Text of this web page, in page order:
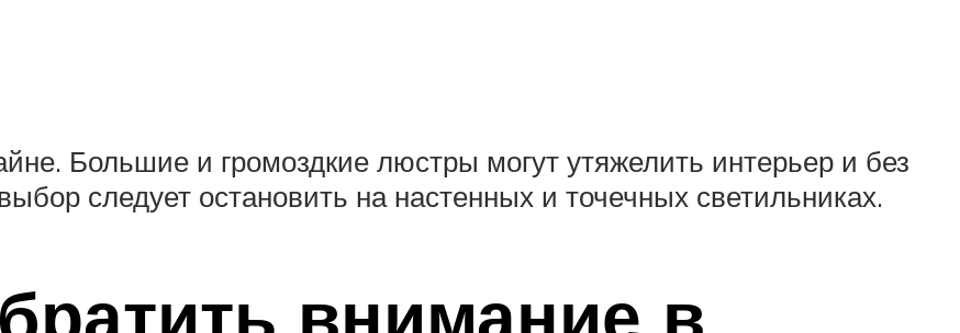
Большие и громоздкие люстры могут утяжелить интерьер и без
следует остановить на настенных и точечных светильниках.